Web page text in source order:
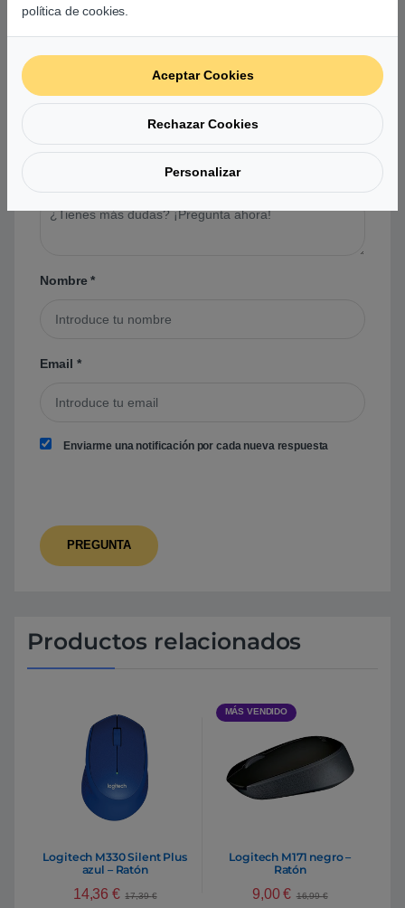
usuarios sobre este producto
Nombre*
Email *
Enviarme una notificación por cada nueva respuesta
Productos relacionados
Logitech M330 Silent Plus
azul – Ratón
14,36€ 17,39€
MÁS VENDIDO
Logitech M171 negro –
Ratón
9,00€ 16,99€
política de cookies.
Aceptar Cookies
Rechazar Cookies
Personalizar